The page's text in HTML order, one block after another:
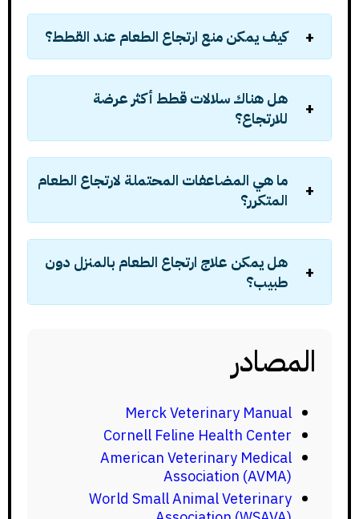
كيف يمكن منع ارتجاع الطعام عند القطط؟
هل هناك سلالات قطط أكثر عرضة
للارتجاع؟
ما هي المضاعفات المحتملة لارتجاع الطعام
المتكرر؟
هل يمكن علاج ارتجاع الطعام بالمنزل دون
طبيب؟
المصادر
Merck Veterinary Manual
Cornell Feline Health Center
American Veterinary Medical
Association (AVMA)
World Small Animal Veterinary